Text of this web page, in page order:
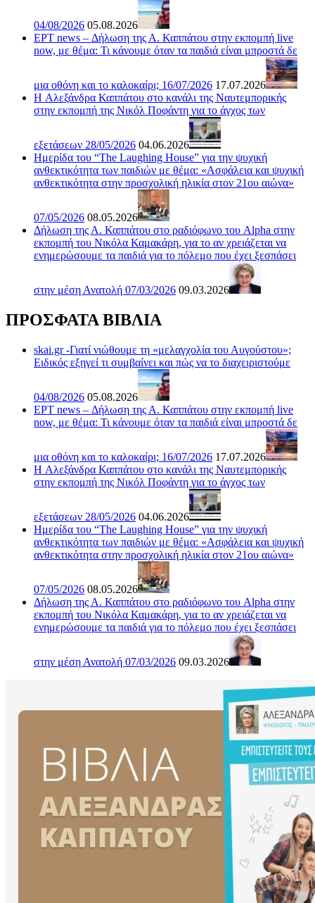
04/08/2026 05.08.2026
ΕΡΤ news – Δήλωση της Α. Καππάτου στην εκπομπή live
now, με θέμα: Τι κάνουμε όταν τα παιδιά είναι μπροστά δε
μια οθόνη και το καλοκαίρι; 16/07/2026 17.07.2026
H Αλεξάνδρα Καππάτου στο κανάλι της Ναυτεμπορικής
στην εκπομπή της Νικόλ Ποφάντη για το άγχος των
εξετάσεων 28/05/2026 04.06.2026
Ημερίδα του “The Laughing House” για την ψυχική
ανθεκτικότητα των παιδιών με θέμα: «Ασφάλεια και ψυχική
ανθεκτικότητα στην προσχολική ηλικία στον 21ου αιώνα»
07/05/2026 08.05.2026
Δήλωση της Α. Καππάτου στο ραδιόφωνο του Alpha στην
εκπομπή του Νικόλα Καμακάρη, για το αν χρειάζεται να
ενημερώσουμε τα παιδιά για το πόλεμο που έχει ξεσπάσει
στην μέση Ανατολή 07/03/2026 09.03.2026
ΠΡΟΣΦΑΤΑ ΒΙΒΛΙΑ
skai.gr -Γιατί νιώθουμε τη «μελαγχολία του Αυγούστου»;
Ειδικός εξηγεί τι συμβαίνει και πώς να το διαχειριστούμε
04/08/2026 05.08.2026
ΕΡΤ news – Δήλωση της Α. Καππάτου στην εκπομπή live
now, με θέμα: Τι κάνουμε όταν τα παιδιά είναι μπροστά δε
μια οθόνη και το καλοκαίρι; 16/07/2026 17.07.2026
H Αλεξάνδρα Καππάτου στο κανάλι της Ναυτεμπορικής
στην εκπομπή της Νικόλ Ποφάντη για το άγχος των
εξετάσεων 28/05/2026 04.06.2026
Ημερίδα του “The Laughing House” για την ψυχική
ανθεκτικότητα των παιδιών με θέμα: «Ασφάλεια και ψυχική
ανθεκτικότητα στην προσχολική ηλικία στον 21ου αιώνα»
07/05/2026 08.05.2026
Δήλωση της Α. Καππάτου στο ραδιόφωνο του Alpha στην
εκπομπή του Νικόλα Καμακάρη, για το αν χρειάζεται να
ενημερώσουμε τα παιδιά για το πόλεμο που έχει ξεσπάσει
στην μέση Ανατολή 07/03/2026 09.03.2026